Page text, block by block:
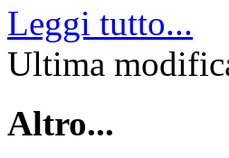
Leggi tutto...
Ultima
Altro...